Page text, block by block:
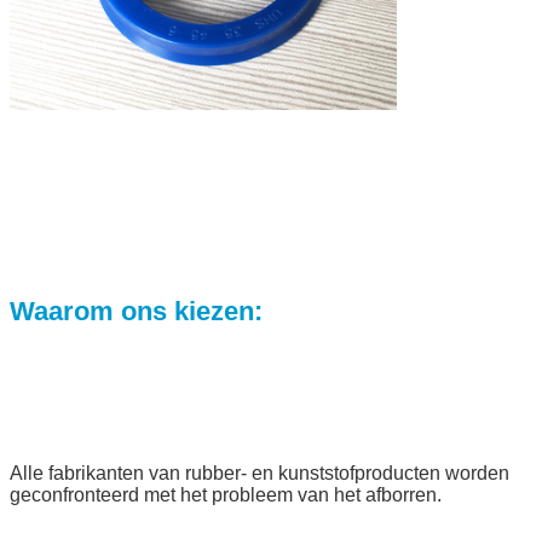
Waarom ons kiezen:
Alle fabrikanten van rubber- en kunststofproducten worden
geconfronteerd met het probleem van het afborren.